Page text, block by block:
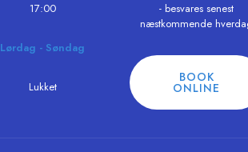
17:00
Lørdag - Søndag
Lukket
- besvares senest
næstkommende
BOOK
ONLINE